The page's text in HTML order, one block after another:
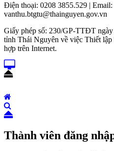
Điện thoại: 0208 3855.529 | Email:
vanthu.btgtu@thainguyen.gov.vn
Giấy phép số: 230/GP-TTĐT
tỉnh Thái Nguyên về việc Thiết
hợp trên Internet.
Thành viên đăng